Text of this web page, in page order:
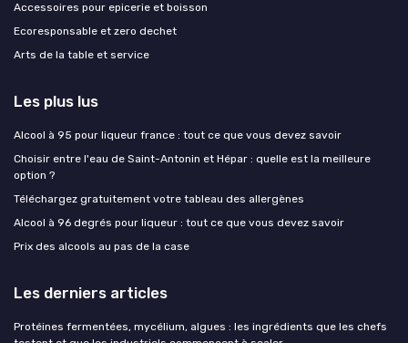
Accessoires pour epicerie et boisson
Ecoresponsable et zero dechet
Arts de la table et service
Les plus lus
Alcool à 95 pour liqueur france : tout ce que vous devez savoir
Choisir entre l'eau de Saint-Antonin et Hépar : quelle est la meilleure
option ?
Téléchargez gratuitement votre tableau des allergènes
Alcool à 96 degrés pour liqueur : tout ce que vous devez savoir
Prix des alcools au pas de la case
Les derniers articles
Protéines fermentées, mycélium, algues : les ingrédients que les chefs